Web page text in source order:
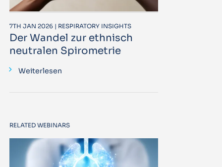
7TH JAN 2026 | RESPIRATORY INSIGHTS
Der Wandel zur ethnisch
neutralen Spirometrie
Weiterlesen
RELATED WEBINARS